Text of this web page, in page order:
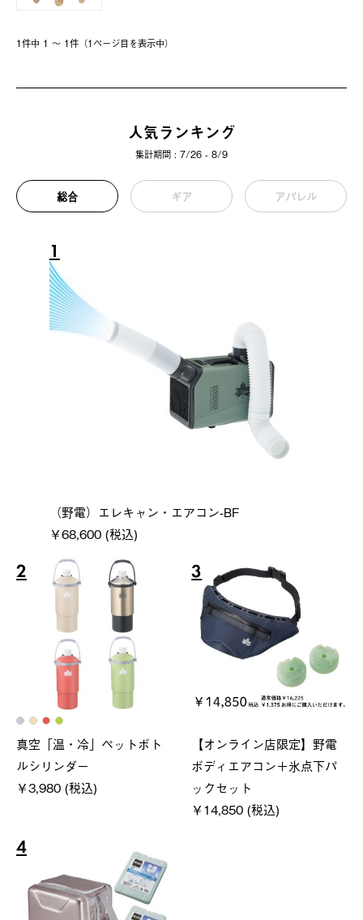
1件中 1 〜 1件（1ページ⽬を表⽰中）
人気ランキング
集計期間 : 7/26 - 8/9
総合 ギア アパレル
1
（野電）エレキャン・エアコン-BF
￥68,600 (税込)
2
真空「温・冷」ペットボト
ルシリンダー
￥3,980 (税込)
3
【オンライン店限定】野電
ボディエアコン＋氷点下パ
ックセット
￥14,850 (税込)
4